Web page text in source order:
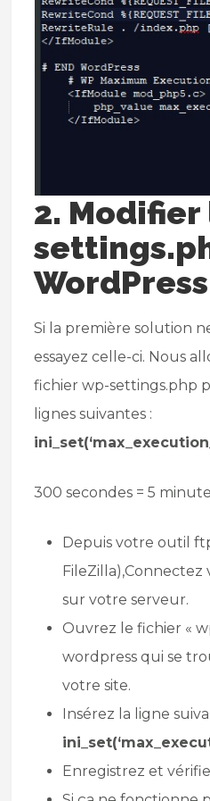
2.
Si la première solution
essayez celle-ci. Nous
fichier wp-settings.php
lignes suivantes :
300 secondes = 5
Depuis votre outil
sur votre serveur.
Ouvrez le fichier «
wordpress qui se
votre site.
Insérez la ligne
Enregistrez et